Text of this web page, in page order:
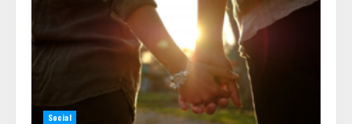
Social